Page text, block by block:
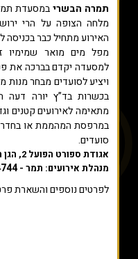
תמרה הבשריבמסעדת
מלחה הצופה על הרי
האירוע מתחיל כבר
מפל מים מואר שמימיו
למסעדה יקדם בברכה את
ויציע לסועדים מבחר מנות
בכשרות בד”ץ יורה
סועדים.
אגודת ספורט הפועל 2, הגן הטכנולוגי, מלחה, ירושלים
מנהלת אירועים: תמר -
לפרטים נוספים והשארת